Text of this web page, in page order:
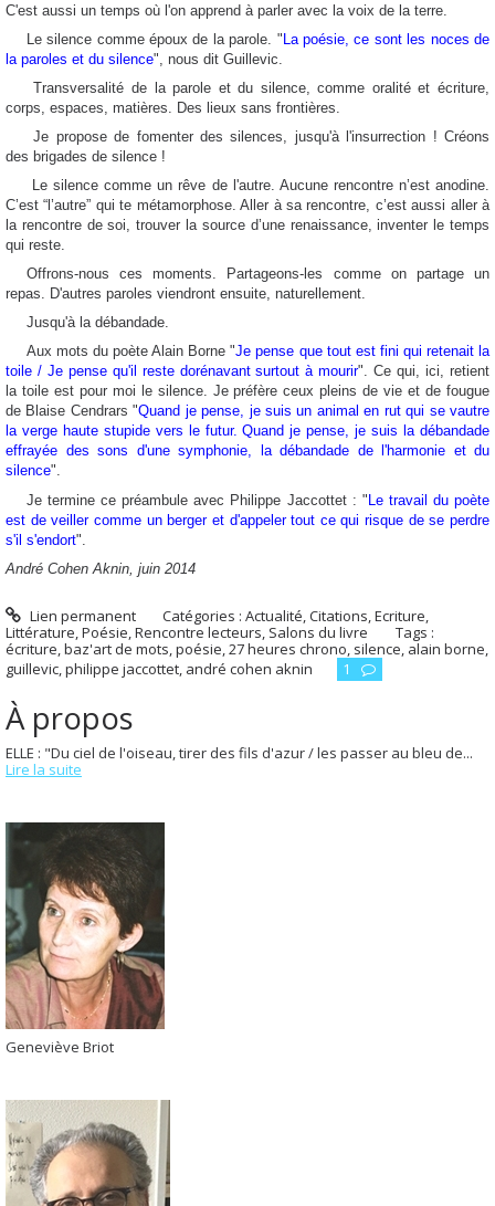
C'est aussi un temps où l'on apprend à parler avec la voix de la terre.
Le silence comme époux de la parole. "La poésie, ce sont les noces de
la paroles et du silence", nous dit Guillevic.
Transversalité de la parole et du silence, comme oralité et écriture,
corps, espaces, matières. Des lieux sans frontières.
Je propose de fomenter des silences, jusqu'à l'insurrection !Créons
des brigades de silence !
Le silence comme un rêve de l'autre. Aucune rencontre n’est anodine.
C’est “l’autre” qui te métamorphose. Aller à sa rencontre, c’est aussi aller à
la rencontre de soi, trouver la source d’une renaissance, inventer le temps
qui reste.
Offrons-nous ces moments. Partageons-les comme on partage un
repas. D'autres paroles viendront ensuite, naturellement.
Jusqu'à la débandade.
Aux mots du poète Alain Borne "Je pense que tout est fini qui retenait la
toile / Je pense qu'il reste dorénavant surtout à mourir". Ce qui, ici, retient
la toile est pour moi le silence. Je préfère ceux pleins de vie et de fougue
de Blaise Cendrars "Quand je pense, je suis un animal en rut qui se vautre
la verge haute stupide vers le futur. Quand je pense, je suis la débandade
effrayée des sons d'une symphonie, la débandade de l'harmonie et du
silence".
Je termine ce préambule avec Philippe Jaccottet : "Le travail du poète
est de veiller comme un berger et d'appeler tout ce qui risque de se perdre
s'il s'endort".
André Cohen Aknin, juin 2014
Lien permanent Catégories :Actualité,Citations,Ecriture,
Littérature,Poésie,Rencontre lecteurs, Salons du livre
Tags :
écriture,baz'art de mots,poésie,27 heures chrono, silence, alain borne,
guillevic,philippe jaccottet, andré cohen aknin 1
À propos
ELLE : "Du ciel de l'oiseau, tirer des fils d'azur / les passer au bleu de...
Lire la suite
Geneviève Briot